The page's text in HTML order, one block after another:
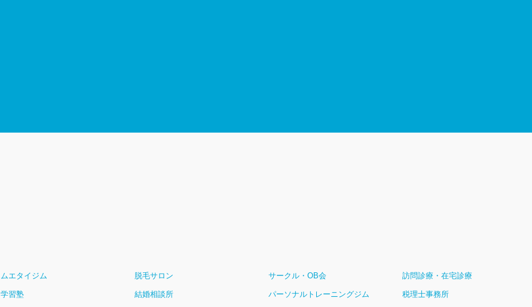
ムエタイジム 脱毛サロン サークル・OB会 訪問診療・在宅診療
学習塾 結婚相談所 パーソナルトレーニングジム 税理士事務所